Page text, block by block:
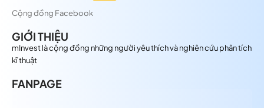
Cộng đồng Facebook
GIỚI THIỆU
mInvest là cộng đồng những người yêu thích và nghiên cứu phân tích
kĩ thuật
FANPAGE